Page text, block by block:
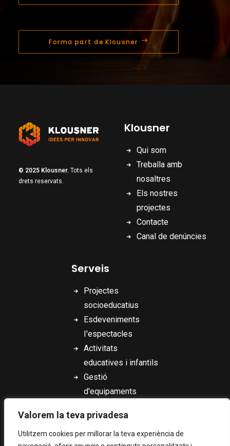
Valorem la teva privadesa
Utilitzem cookies per millorar la teva experiència de
Forma part de Klousner
© 2025 Klousner. Tots els
drets reservats.
Klousner
Qui som
Treballa amb
nosaltres
Els nostres
projectes
Contacte
Canal de denúncies
Serveis
Projectes
socioeducatius
Esdeveniments
I'espectacles
Activitats
educatives i infantils
Gestió
d'equipaments